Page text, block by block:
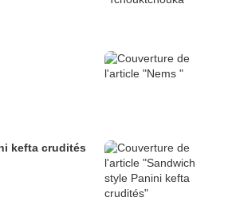
kefta crudités